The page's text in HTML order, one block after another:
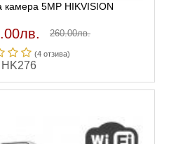
камера 5MP HIKVISION
260.00лв.
(4 отзивa)
HK276